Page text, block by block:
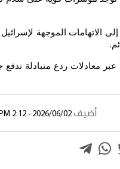
الاتهامات الموجهة
.
معادلات ردع متبادلة
أضيف 2026/06/02 - 2:12 PM